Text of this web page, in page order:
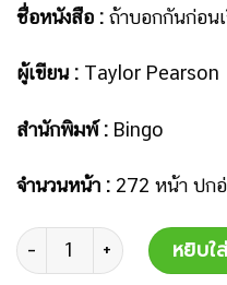
ชื่อหนังสือ : ถ้าบอกกันก่อน
ผู้เขียน : Taylor Pearson
สำนักพิมพ์ : Bingo
จำนวนหน้า : 272 หน้า ปก
จำนวน หยิบใ